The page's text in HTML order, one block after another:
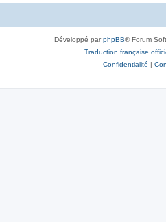
Développé parphpBB® Forum
Traduction française
Confidentialité |